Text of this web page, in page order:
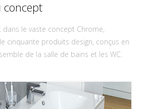
concept
dans le vaste concept Chrome,
cinquante produits design, conçus en
de la salle de bains et les WC.